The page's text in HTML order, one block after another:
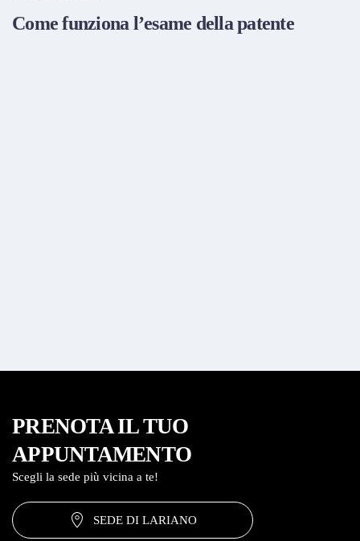
Come funziona l’esame della patente
PRENOTA IL TUO
APPUNTAMENTO
Scegli la sede più vicina a te!
SEDE DI LARIANO